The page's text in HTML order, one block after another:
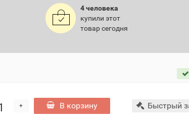
4 человека
купили этот
товар сегодня
+ В корзину Быстрый